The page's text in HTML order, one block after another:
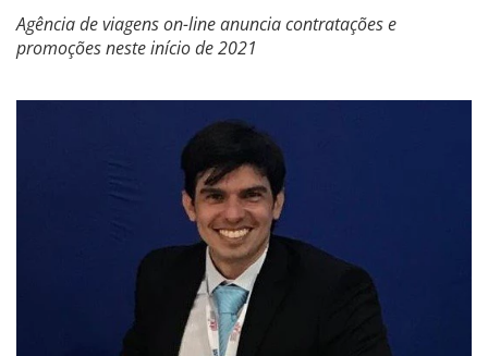
Agência de viagens on-line anuncia contratações e
promoções neste início de 2021